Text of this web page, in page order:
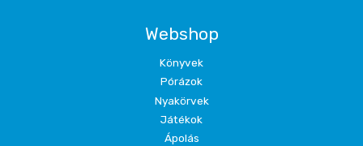
Webshop
Könyvek
Pórázok
Nyakörvek
Játékok
Ápolás